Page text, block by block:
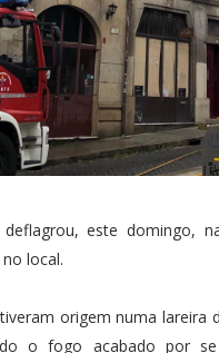
este domingo,
local.
origem numa
o fogo acabado por